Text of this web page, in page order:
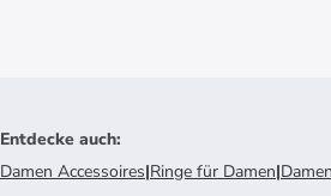
Entdecke auch:
Damen Accessoires|Ringe für Damen|